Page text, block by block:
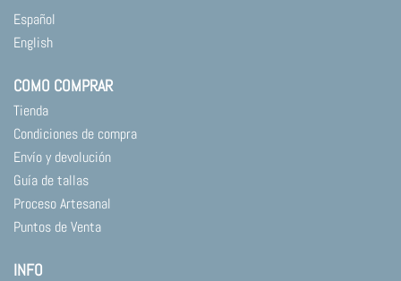
se
pueden
elegir
la
página
de
producto
Español
English
COMO COMPRAR
Tienda
Condiciones de compra
Envío y devolución
Guía de tallas
Proceso Artesanal
Puntos de Venta
INFO